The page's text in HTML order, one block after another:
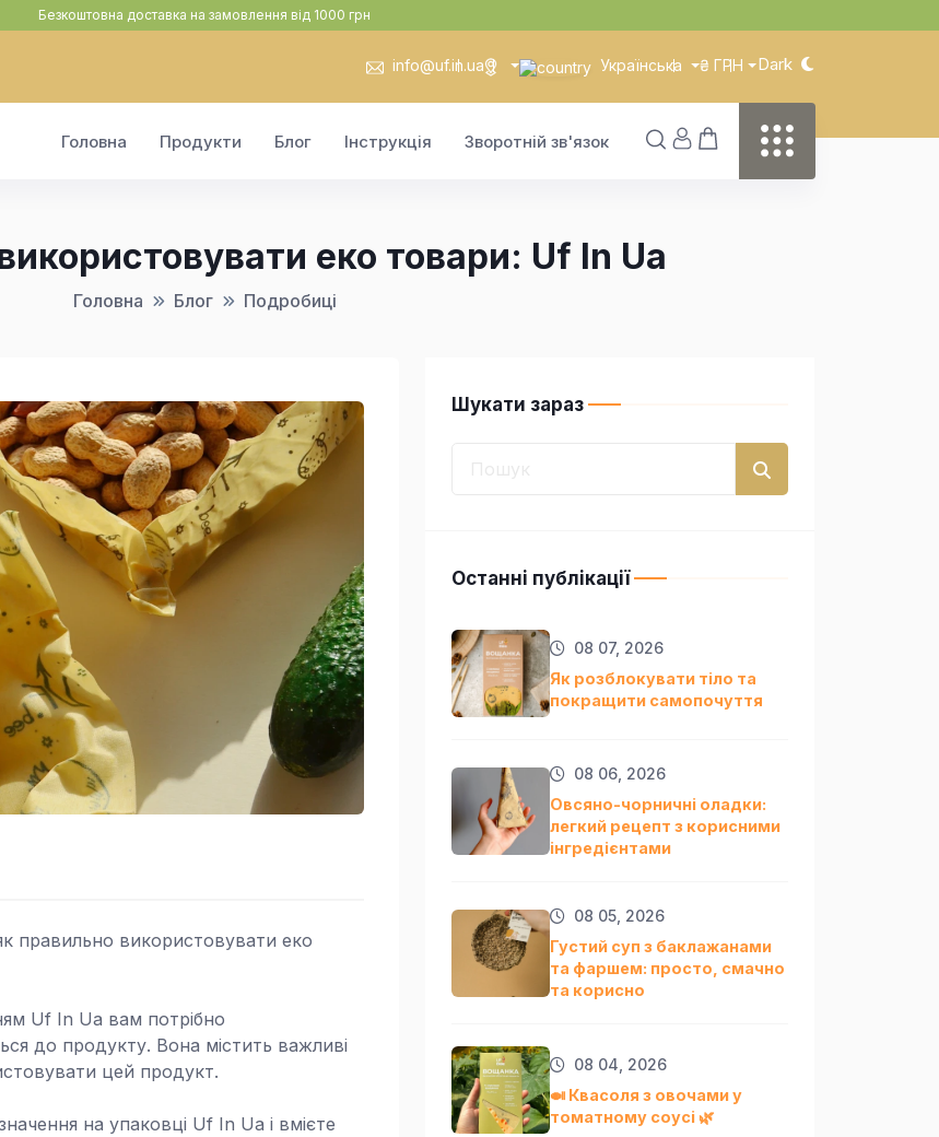
Безкоштовна доставка на замовлення від 1000 грн
info@uf.in.ua Українська ₴ ГРН Dark
Головна Продукти Блог Інструкція Зворотній зв'язок
еко товари: Uf In Ua
Головна Блог Подробиці
правильно використовувати еко
Uf In Ua вам потрібно
до продукту. Вона містить важливі
цей продукт.
на упаковці Uf In Ua і вмієте
Шукати зараз
Останні публікації
08 07, 2026
Як розблокувати тіло та
покращити самопочуття
08 06, 2026
Овсяно-чорничні оладки:
легкий рецепт з корисними
інгредієнтами
08 05, 2026
Густий суп з баклажанами
та фаршем: просто, смачно
та кориснo
08 04, 2026
🍛 Квасоля з овочами у
томатному соусі 🌿